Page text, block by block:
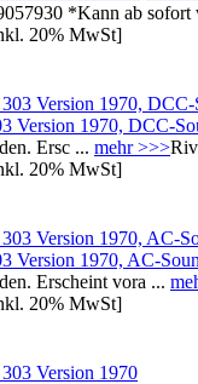
*Kann ab sofort
20% MwSt]
Version 1970, DCC-
Ersc ... mehr >>>
20% MwSt]
Version 1970, AC-
Erscheint vora ...
20% MwSt]